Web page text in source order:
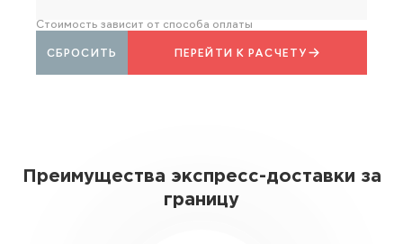
Стоимость зависит от способа оплаты
ПЕРЕЙТИ К РАСЧЕТУ
СБРОСИТЬ
Преимущества экспресс-доставки за
границу